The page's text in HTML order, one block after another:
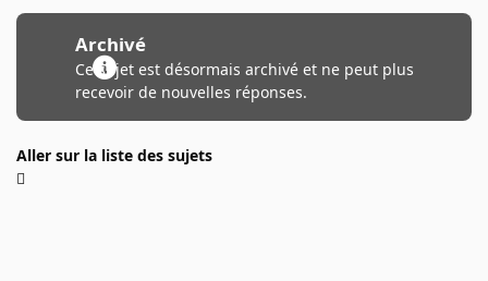
Archivé
Ce sujet est désormais archivé et ne peut plus
recevoir de nouvelles réponses.
Aller sur la liste des sujets